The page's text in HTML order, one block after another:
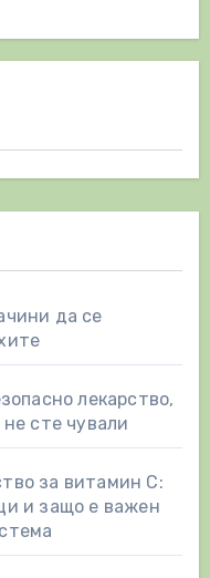
да се
лекарство,
не сте чували
за витамин С:
и защо е важен